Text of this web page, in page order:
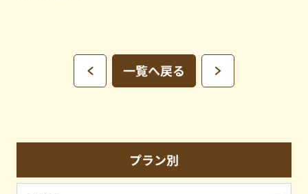
一覧へ戻る
プラン別